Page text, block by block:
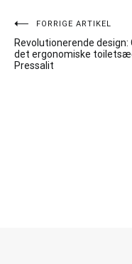
FORRIGE ARTIKEL
Revolutionerende design:
det ergonomiske
Pressalit